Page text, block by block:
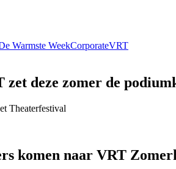
Warmste WeekCorporateVRT
deze zomer de
Theaterfestival
komen naar VRT